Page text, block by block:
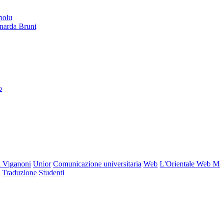
Bruni
Viganoni Unior Comunicazione universitaria Web L'Orientale Web
Traduzione Studenti